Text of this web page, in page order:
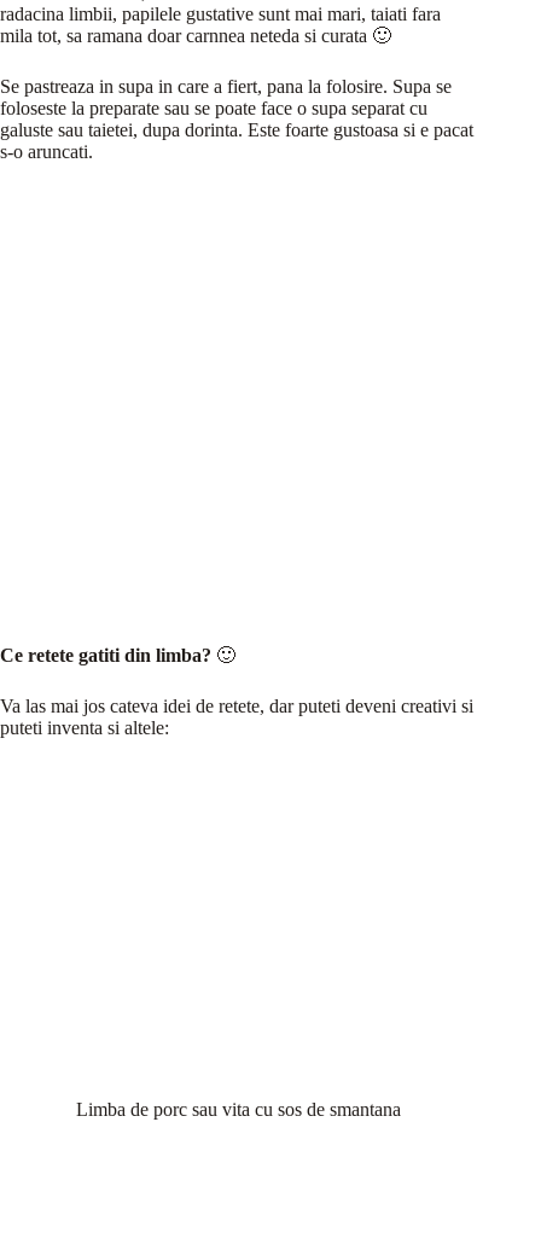
radacina limbii, papilele gustative sunt mai mari, taiati fara
mila tot, sa ramana doar carnnea neteda si curata 🙂
Se pastreaza in supa in care a fiert, pana la folosire. Supa se
foloseste la preparate sau se poate face o supa separat cu
galuste sau taietei, dupa dorinta. Este foarte gustoasa si e pacat
s-o aruncati.
Ce retete gatiti din limba? 🙂
Va las mai jos cateva idei de retete, dar puteti deveni creativi si
puteti inventa si altele:
Limba de porc sau vita cu sos de smantana